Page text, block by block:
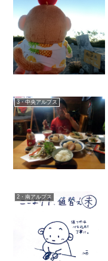
3・中央アルプス
2・南アルプス